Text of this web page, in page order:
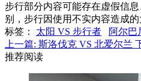
步行部分内容可能存在虚假信
别，步行因使用不实内容造成
标签 ： 太阳 VS 步行者 阿尔巴
上一篇: 斯洛伐克 VS 北爱尔兰
推荐阅读